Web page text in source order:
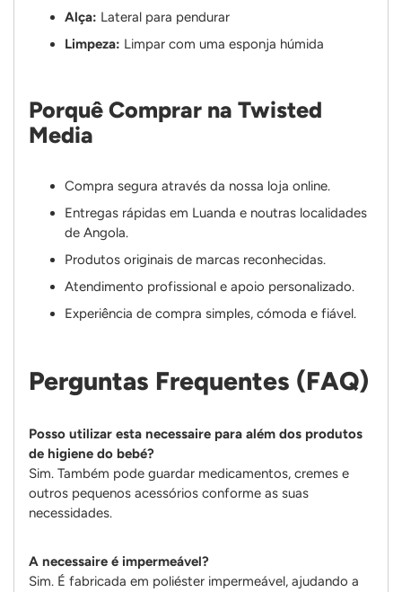
Alça: Lateral para pendurar
Limpeza: Limpar com uma esponja húmida
Porquê Comprar na Twisted
Media
Compra segura através da nossa loja online.
Entregas rápidas em Luanda e noutras localidades
de Angola.
Produtos originais de marcas reconhecidas.
Atendimento profissional e apoio personalizado.
Experiência de compra simples, cómoda e fiável.
Perguntas Frequentes (FAQ)
Posso utilizar esta necessaire para além dos produtos
de higiene do bebé?
Sim. Também pode guardar medicamentos, cremes e
outros pequenos acessórios conforme as suas
necessidades.
A necessaire é impermeável?
Sim. É fabricada em poliéster impermeável, ajudando a